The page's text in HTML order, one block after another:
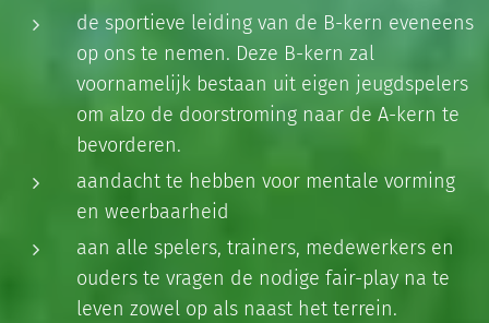
de sportieve leiding van de B-kern eveneens
op ons te nemen. Deze B-kern zal
voornamelijk bestaan uit eigen jeugdspelers
om alzo de doorstroming naar de A-kern te
bevorderen.
aandacht te hebben voor mentale vorming
en weerbaarheid
aan alle spelers, trainers, medewerkers en
ouders te vragen de nodige fair-play na te
leven zowel op als naast het terrein.